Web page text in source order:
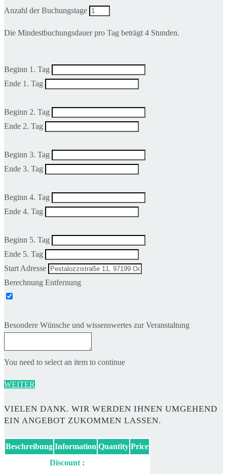
Anzahl der Buchungstage
Die Mindestbuchungsdauer pro Tag beträgt 4 Stunden.
Beginn 1. Tag
Ende 1. Tag
Beginn 2. Tag
Ende 2. Tag
Beginn 3. Tag
Ende 3. Tag
Beginn 4. Tag
Ende 4. Tag
Beginn 5. Tag
Ende 5. Tag
Start Adresse
Berechnung Entfernung
Besondere Wünsche und wissenswertes zur Veranstaltung
You need to select an item to continue
WEITER
VIELEN DANK. WIR WERDEN IHNEN UMGEHEND
EIN ANGEBOT ZUKOMMEN LASSEN.
Beschreibung Information Quantity Price
Discount :